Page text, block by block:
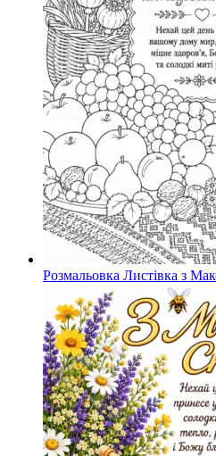
Розмальовка Листівка з